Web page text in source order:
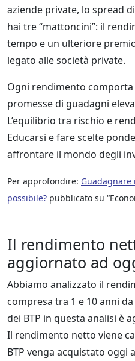
aziende private, lo spread
hai tre “mattoncini”: il
tempo e un ulteriore
legato alle società private.
Ogni rendimento
promesse di guadagni
L’equilibrio tra rischio e
Educarsi e fare scelte
affrontare il mondo degli
Per approfondire: Guadagnare
possibile? pubblicato su
Il rendimento
aggiornato ad
Abbiamo analizzato il
compresa tra 1 e 10 anni
dei BTP in questa analisi è
Il rendimento netto viene
BTP venga acquistato oggi